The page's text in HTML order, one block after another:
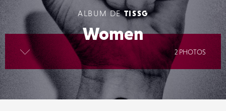
ALBUM DETISSG
Women
lire la suite
2 PHOTOS